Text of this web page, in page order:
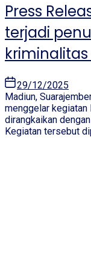
Press
terjadi
29/12/2025
Madiun,
menggelar kegiatan
dirangkaikan
Kegiatan tersebut